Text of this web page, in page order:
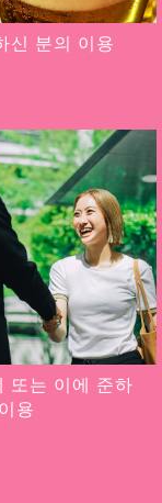
신 분의 이용
또는 이에 준하
용